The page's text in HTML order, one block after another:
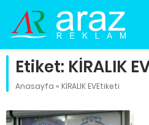
Etiket: KİRALIK
Anasayfa » KİRALIK EVEtiketi